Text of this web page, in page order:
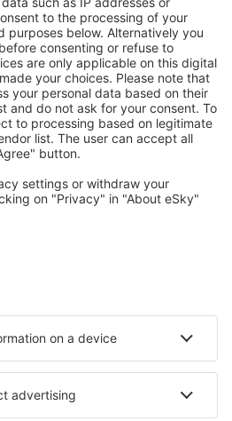
speciale aanbiedingen voor
u bevallen
miljoen accommodaties: hotels,
en meer.
door eSky-gebruikers
steden
in Kolobrzeg
Hotels in Jurata